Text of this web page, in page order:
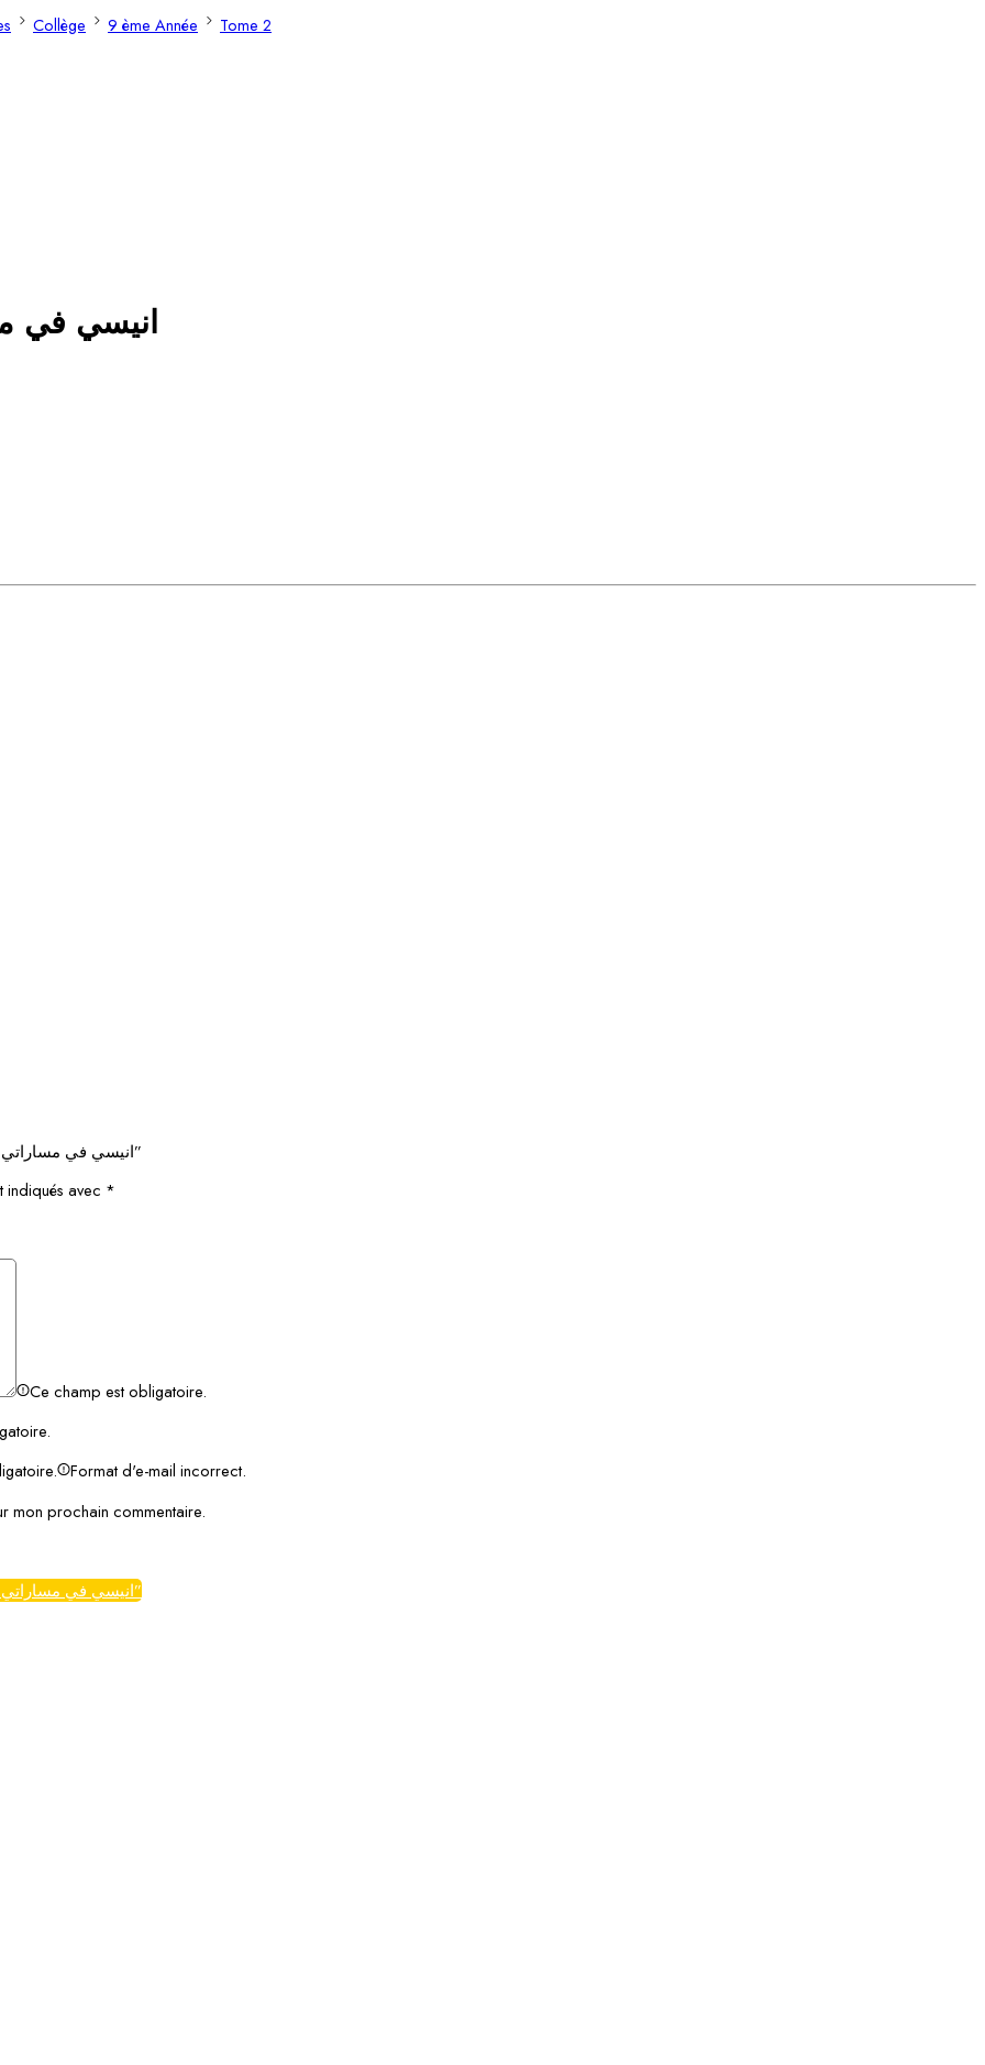
Collège 9 ème Année Tome 2
انيسي في
Soyez le premier à donner votre avis sur “انيسي في مساراتي – الثلاثي الثاني – 9 اساسي”
indiqués avec *
Ce champ est obligatoire.
Format d'e-mail incorrect.
mon prochain commentaire.
Soyez le premier à donner votre avis sur “انيسي في مساراتي – الثلاثي الثاني – 9 اساسي”